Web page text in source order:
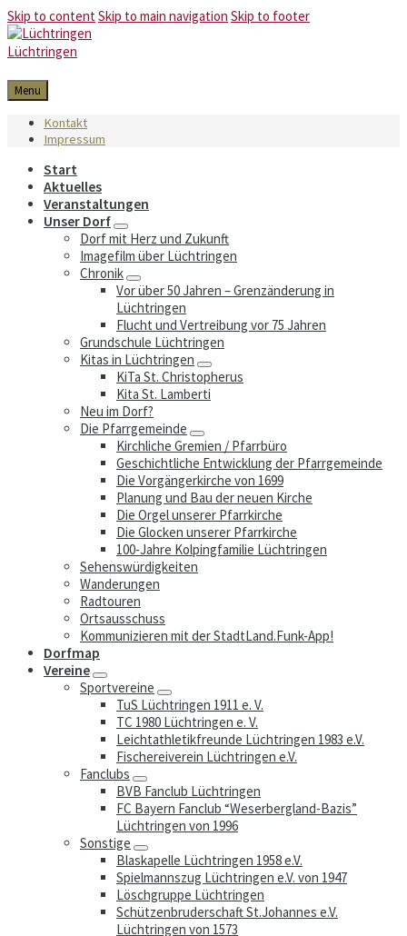
Skip to contentSkip to main navigation Skip to footer
Lüchtringen
Menu
Kontakt
Impressum
Start
Aktuelles
Veranstaltungen
Unser Dorf
Dorf mit Herz und Zukunft
Imagefilm über Lüchtringen
Chronik
Vor über 50 Jahren – Grenzänderung in
Lüchtringen
Flucht und Vertreibung vor 75 Jahren
Grundschule Lüchtringen
Kitas in Lüchtringen
KiTa St. Christopherus
Kita St. Lamberti
Neu im Dorf?
Die Pfarrgemeinde
Kirchliche Gremien / Pfarrbüro
Geschichtliche Entwicklung der Pfarrgemeinde
Die Vorgängerkirche von 1699
Planung und Bau der neuen Kirche
Die Orgel unserer Pfarrkirche
Die Glocken unserer Pfarrkirche
100-Jahre Kolpingfamilie Lüchtringen
Sehenswürdigkeiten
Wanderungen
Radtouren
Ortsausschuss
Kommunizieren mit der StadtLand.Funk-App!
Dorfmap
Vereine
Sportvereine
TuS Lüchtringen 1911 e. V.
TC 1980 Lüchtringen e. V.
Leichtathletikfreunde Lüchtringen 1983 e.V.
Fischereiverein Lüchtringen e.V.
Fanclubs
BVB Fanclub Lüchtringen
FC Bayern Fanclub “Weserbergland-Bazis”
Lüchtringen von 1996
Sonstige
Blaskapelle Lüchtringen 1958 e.V.
Spielmannszug Lüchtringen e.V. von 1947
Löschgruppe Lüchtringen
Schützenbruderschaft St.Johannes e.V.
Lüchtringen von 1573